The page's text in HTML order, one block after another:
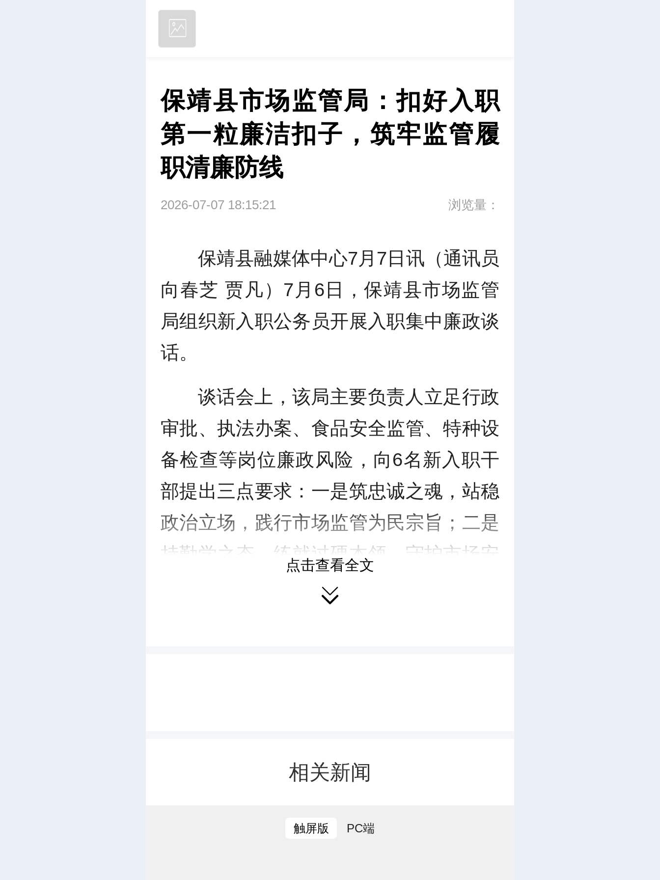
保靖县市场监管局：扣好入职
第一粒廉洁扣子，筑牢监管履
职清廉防线
2026-07-07 18:15:21 浏览量：
保靖县融媒体中心7月7日讯（通讯员
向春芝 贾凡）7月6日，保靖县市场监管
局组织新入职公务员开展入职集中廉政谈
话。
谈话会上，该局主要负责人立足行政
审批、执法办案、食品安全监管、特种设
备检查等岗位廉政风险，向6名新入职干
部提出三点要求：一是筑忠诚之魂，站稳
政治立场，践行市场监管为民宗旨；二是
持勤学之态，练就过硬本领，守护市场安
全与群众权益；三是守清廉底线，规范审
点击查看全文

相关新闻
触屏版 PC端